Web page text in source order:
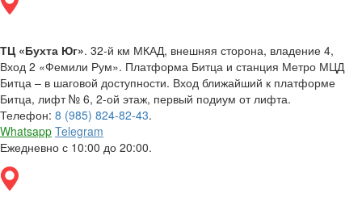
ТЦ «Бухта Юг». 32-й км МКАД, внешняя сторона, владение 4,
Вход 2 «Фемили Рум». Платформа Битца и станция Метро МЦД
Битца – в шаговой доступности. Вход ближайший к платформе
Битца, лифт № 6, 2-ой этаж, первый подиум от лифта.
Телефон: 8 (985) 824-82-43.
Whatsapp Telegram
Ежедневно с 10:00 до 20:00.